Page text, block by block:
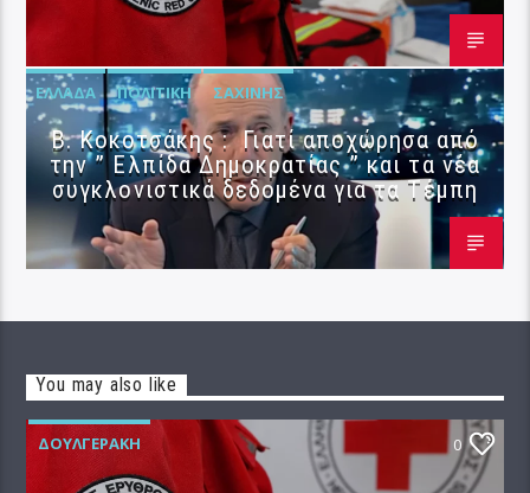
ΕΛΛΆΔΑ ΠΟΛΙΤΙΚΉ ΣΑΧΊΝΗΣ
Β. Κοκοτσάκης : Γιατί αποχώρησα από
την ” Ελπίδα Δημοκρατίας ” και τα νέα
συγκλονιστικά δεδομένα για τα Τέμπη
You may also like
ΔΟΥΛΓΕΡΆΚΗ 0